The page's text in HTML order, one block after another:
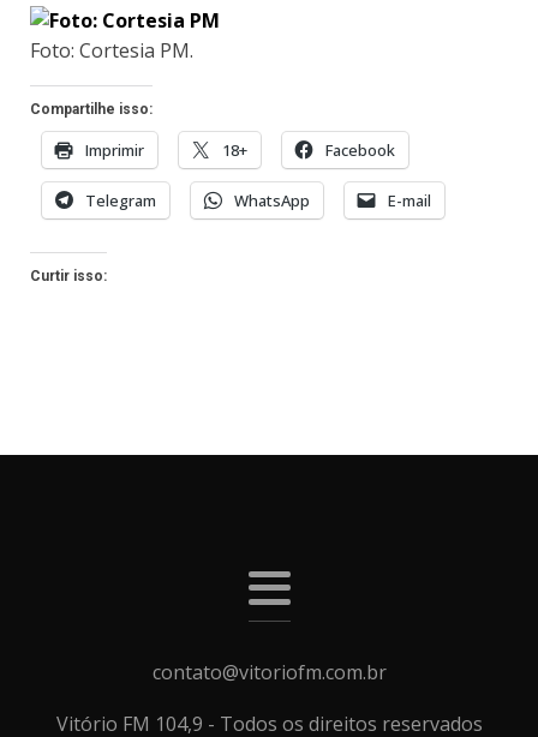
Foto: Cortesia PM.
Compartilhe isso:
Imprimir 18+ Facebook
Telegram WhatsApp E-mail
Curtir isso:
contato@vitoriofm.com.br
Vitório FM 104,9 - Todos os direitos reservados